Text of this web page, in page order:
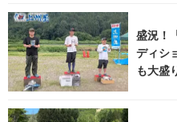
盛況！
ディシ
も大盛